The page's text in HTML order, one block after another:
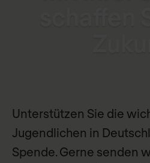
Unterstützen Sie die
Jugendlichen in
Spende. Gerne senden